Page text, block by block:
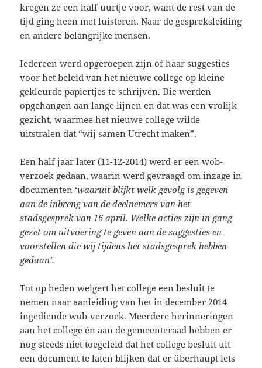
kregen ze een half uurtje voor, want de rest van de
tijd ging heen met luisteren. Naar de gespreksleiding
en andere belangrijke mensen.
Iedereen werd opgeroepen zijn of haar suggesties
voor het beleid van het nieuwe college op kleine
gekleurde papiertjes te schrijven. Die werden
opgehangen aan lange lijnen en dat was een vrolijk
gezicht, waarmee het nieuwe college wilde
uitstralen dat “wij samen Utrecht maken”.
Een half jaar later (11-12-2014) werd er een wob-
verzoek gedaan, waarin werd gevraagd om inzage in
documenten ‘waaruit blijkt welk gevolg is gegeven
aan de inbreng van de deelnemers van het
stadsgesprek van 16 april. Welke acties zijn in gang
gezet om uitvoering te geven aan de suggesties en
voorstellen die wij tijdens het stadsgesprek hebben
gedaan’.
Tot op heden weigert het college een besluit te
nemen naar aanleiding van het in december 2014
ingediende wob-verzoek. Meerdere herinneringen
aan het college én aan de gemeenteraad hebben er
nog steeds niet toegeleid dat het college besluit uit
een document te laten blijken dat er überhaupt iets